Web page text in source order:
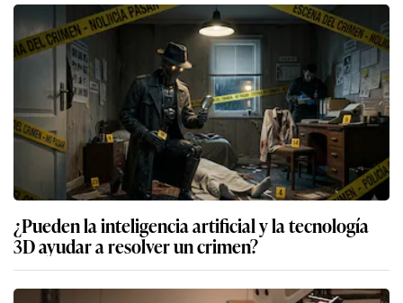
¿Pueden la inteligencia artificial y la tecnología
3D ayudar a resolver un crimen?